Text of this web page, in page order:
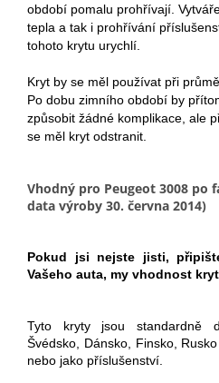
období pomalu prohřívají.
tepla a tak i prohřívání
tohoto krytu urychlí.
Kryt by se měl používat při
Po dobu zimního období by
způsobit žádné komplikace, ale
se měl kryt odstranit.
Vhodný pro Peugeot 3008 po
data výroby 30. června 2014)
Pokud jsi nejste jisti,
Vašeho auta, my vhodnost
Tyto kryty jsou standardně
Švédsko, Dánsko, Finsko,
nebo jako příslušenství.